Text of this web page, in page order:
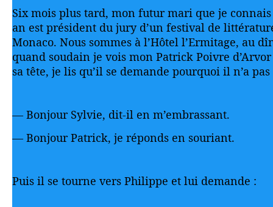
Six mois plus tard, mon futur mari que je
an est président du jury d’un festival de
Monaco. Nous sommes à l’Hôtel l’Ermitage, au
quand soudain je vois mon Patrick Poivre
sa tête, je lis qu’il se demande pourquoi il n’a
— Bonjour Sylvie, dit-il en m’embrassant.
— Bonjour Patrick, je réponds en souriant.
Puis il se tourne vers Philippe et lui demande :